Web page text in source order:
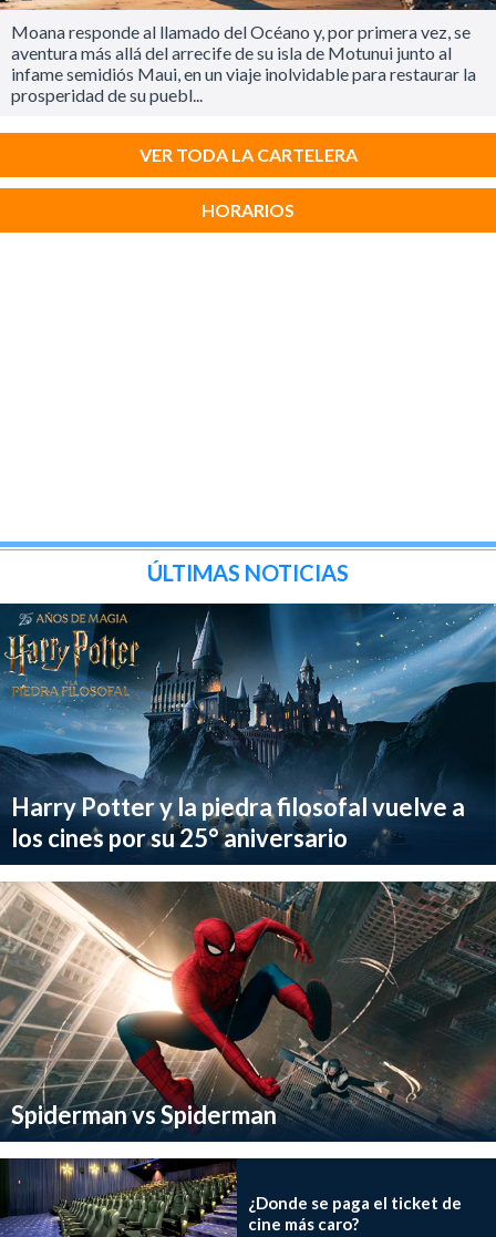
Moana responde al llamado del Océano y, por primera vez, se
aventura más allá del arrecife de su isla de Motunui junto al
infame semidiós Maui, en un viaje inolvidable para restaurar la
prosperidad de su puebl...
VER TODA LA CARTELERA
HORARIOS
ÚLTIMAS NOTICIAS
Harry Potter y la piedra filosofal vuelve a
los cines por su 25° aniversario
Spiderman vs Spiderman
¿Donde se paga el ticket de
cine más caro?